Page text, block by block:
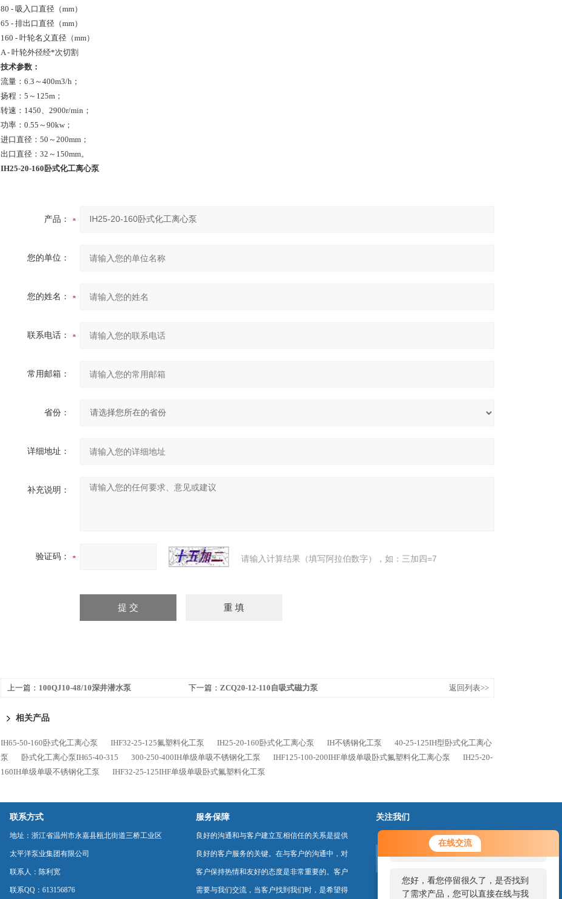
在线交流
您好！欢迎前来咨询，很高兴为您
服务，请问您要咨询什么问题呢？
您好，看您停留很久了，是否找到
了需求产品，您可以直接在线与我
80 - 吸入口直径（mm）
65 - 排出口直径（mm）
160 - 叶轮名义直径（mm）
A - 叶轮外径经*次切割
技术参数：
流量：6.3～400m3/h；
扬程：5～125m；
转速：1450、2900r/min；
功率：0.55～90kw；
进口直径：50～200mm；
出口直径：32～150mm。
IH25-20-160卧式化工离心泵
产品：
您的单位：
您的姓名：
联系电话：
常用邮箱：
省份：
详细地址：
补充说明：
验证码： 请输入计算结果（填写阿拉伯数字），如：三加四=7
上一篇： 100QJ10-48/10深井潜水泵 下一篇： ZCQ20-12-110自吸式磁力泵 返回列表>>
相关产品
IH65-50-160卧式化工离心泵 IHF32-25-125氟塑料化工泵 IH25-20-160卧式化工离心泵 IH不锈钢化工泵
40-25-125IH型卧式化工离心
泵
卧式化工离心泵IH65-40-315 300-250-400IH单级单吸不锈钢化工泵 IHF125-100-200IHF单级单吸卧式氟塑料化工离心泵
IH25-20-
160IH单级单吸不锈钢化工泵
IHF32-25-125IHF单级单吸卧式氟塑料化工泵
联系方式
地址：浙江省温州市永嘉县瓯北街道三桥工业区
太平洋泵业集团有限公司
联系人：陈利宽
联系QQ：613156876
服务保障
良好的沟通和与客户建立互相信任的关系是提供
良好的客户服务的关键。在与客户的沟通中，对
客户保持热情和友好的态度是非常重要的。客户
需要与我们交流，当客户找到我们时，是希望得
关注我们